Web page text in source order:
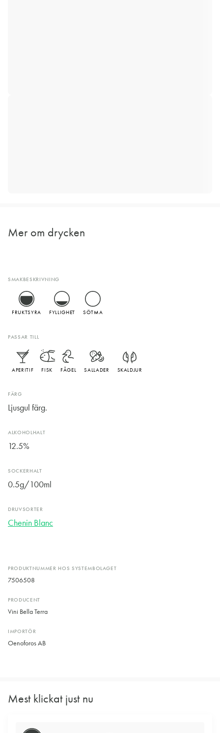
Mer om drycken
PRODUKTNUMMER HOS SYSTEMBOLAGET
7506508
PRODUCENT
Vini Bella Terra
IMPORTÖR
Oenoforos AB
SMAKBESKRIVNING
FRUKTSYRA FYLLIGHET SÖTMA
PASSAR TILL
APERITIF FISK FÅGEL SALLADER SKALDJUR
FÄRG
Ljusgul färg.
ALKOHOLHALT
12.5%
SOCKERHALT
0.5g/100ml
DRUVSORTER
Chenin Blanc
Mest klickat just nu